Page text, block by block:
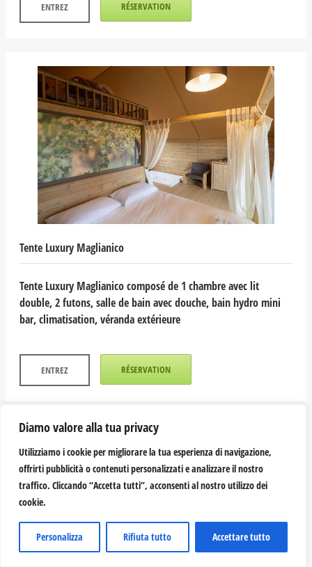
Diamo valore alla tua privacy
Utilizziamo i cookie per migliorare la tua esperienza di navigazione,
offrirti pubblicità o contenuti personalizzati e analizzare il nostro
traffico. Cliccando “Accetta tutti”, acconsenti al nostro utilizzo dei
cookie.
Personalizza Rifiuta tutto Accettare tutto
ENTREZ RÉSERVATION
Tente Luxury Maglianico
Tente Luxury Maglianico composé de 1 chambre avec lit
double, 2 futons, salle de bain avec douche, bain hydro mini
bar, climatisation, véranda extérieure
ENTREZ RÉSERVATION